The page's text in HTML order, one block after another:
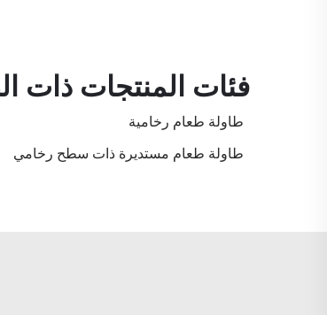
فئات المنتجات ذات
طاولة طعام رخامية
طاولة طعام مستديرة ذات سطح رخامي